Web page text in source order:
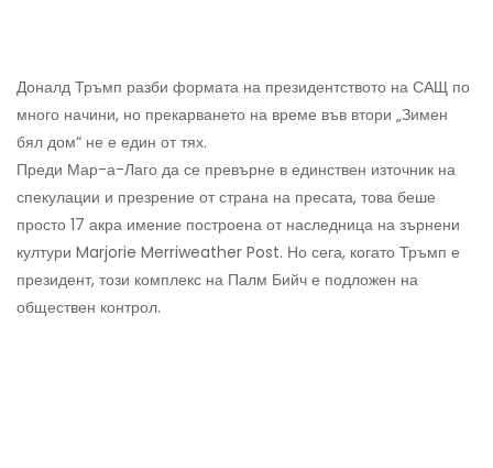
Доналд Тръмп разби формата на президентството на САЩ по
много начини, но прекарването на време във втори „Зимен
бял дом“ не е един от тях.
Преди Мар-а-Лаго да се превърне в единствен източник на
спекулации и презрение от страна на пресата, това беше
просто 17 акра имение построена от наследница на зърнени
култури Marjorie Merriweather Post. Но сега, когато Тръмп е
президент, този комплекс на Палм Бийч е подложен на
обществен контрол.